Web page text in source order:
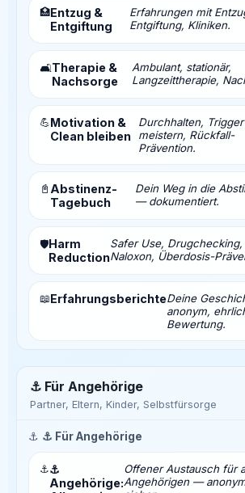
🏥Entzug &
Entgiftung
Erfahrungen mit
Entgiftung, Kliniken.
🛋️Therapie &
Nachsorge
Ambulant, stationär,
Langzeittherapie,
💪Motivation &
Clean bleiben
Durchhalten, Trigger
meistern, Rückfall-
Prävention.
📓 Abstinenz-
Tagebuch
Dein Weg in die
— dokumentiert.
🛡️Harm
Reduction
Safer Use, Drugchecking,
Naloxon, Überdosis-
📖ErfahrungsberichteDeine
anonym,
Bewertung.
⚓ Für Angehörige
Partner, Eltern, Kinder, Selbstfürsorge
⚓ ⚓ Für Angehörige
⚓⚓
Angehörige:
Offener Austausch für
Angehörigen —